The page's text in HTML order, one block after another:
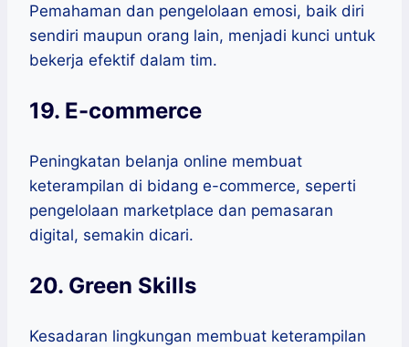
Pemahaman dan pengelolaan emosi, baik diri
sendiri maupun orang lain, menjadi kunci untuk
bekerja efektif dalam tim.
19. E-commerce
Peningkatan belanja online membuat
keterampilan di bidang e-commerce, seperti
pengelolaan marketplace dan pemasaran
digital, semakin dicari.
20. Green Skills
Kesadaran lingkungan membuat keterampilan